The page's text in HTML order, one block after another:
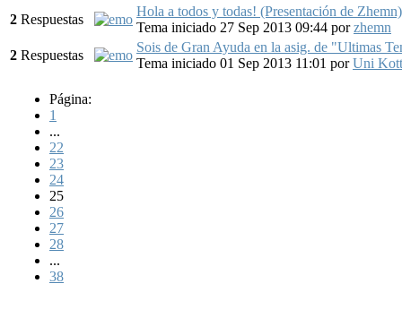
2 Respuestas
Hola a todos y todas! (Presentación de Zhemn)
Tema iniciado 27 Sep 2013 09:44 porzhemn
2 Respuestas
Sois de Gran Ayuda en la asig. de "Ultimas
Tema iniciado 01 Sep 2013 11:01 porUni
Página:
1
...
22
23
24
25
26
27
28
...
38